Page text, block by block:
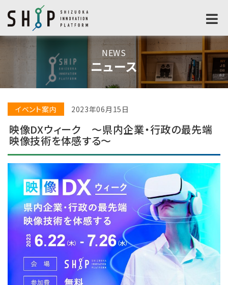
NEWS
ニュース
イベント案内 2023年06月15日
映像DXウィーク ～県内企業・行政の最先端
映像技術を体感する～